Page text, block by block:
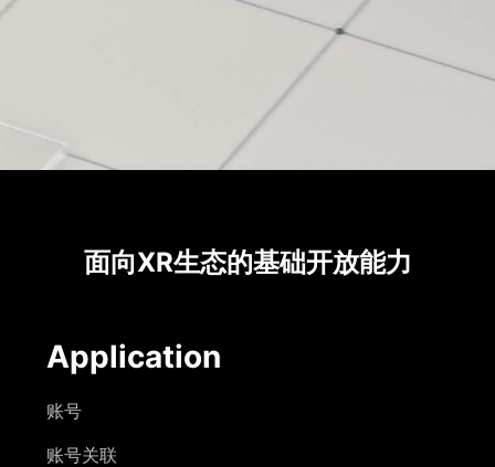
面向XR生态的基础开放能力
Application
账号
账号关联